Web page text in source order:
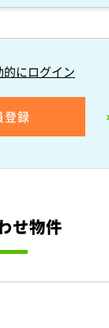
にログイン
登録
せ物件